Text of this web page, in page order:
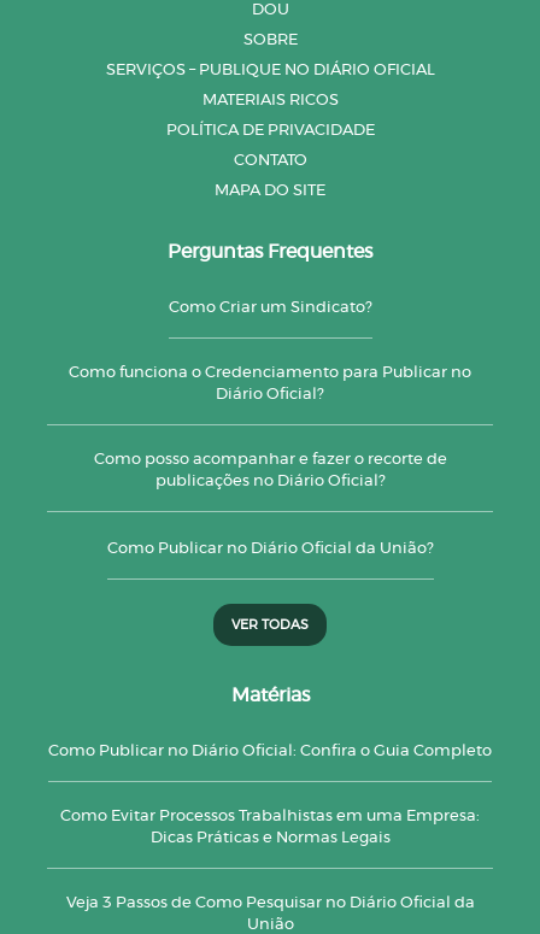
DOU
SOBRE
SERVIÇOS – PUBLIQUE NO DIÁRIO OFICIAL
MATERIAIS RICOS
POLÍTICA DE PRIVACIDADE
CONTATO
MAPA DO SITE
Perguntas Frequentes
Como Criar um Sindicato?
Como funciona o Credenciamento para Publicar no
Diário Oficial?
Como posso acompanhar e fazer o recorte de
publicações no Diário Oficial?
Como Publicar no Diário Oficial da União?
VER TODAS
Matérias
Como Publicar no Diário Oficial: Confira o Guia Completo
Como Evitar Processos Trabalhistas em uma Empresa:
Dicas Práticas e Normas Legais
Veja 3 Passos de Como Pesquisar no Diário Oficial da
União